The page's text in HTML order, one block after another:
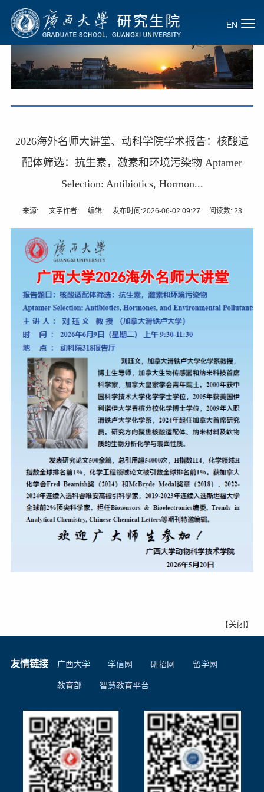
EN
2026海外名师大讲堂、动科学院学术报告：核酸适
配体筛选：抗生素，激素和环境污染物 Aptamer
Selection: Antibiotics, Hormon...
来源: 文字作者: 编辑: 发布时间:2026-06-02 09:27 阅读数:23
【关闭】
友情链接 广西大学 学信网 研招网 留学网
教育部 智慧教育平台